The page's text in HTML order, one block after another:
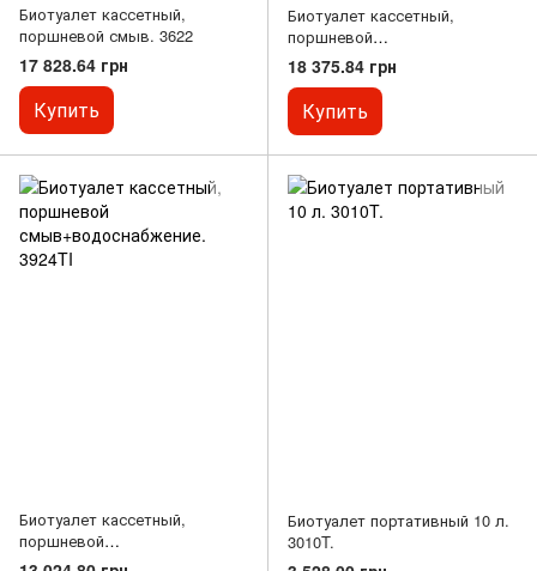
Биотуалет кассетный,
поршневой смыв. 3622
17 828.64 грн
Купить
Биотуалет кассетный,
поршневой
смыв+водоснабжение,
эмалированная чаша. 5924TI
18 375.84 грн
Купить
Биотуалет кассетный,
поршневой
смыв+водоснабжение. 3924TI
Биотуалет портативный 10 л.
3010T.